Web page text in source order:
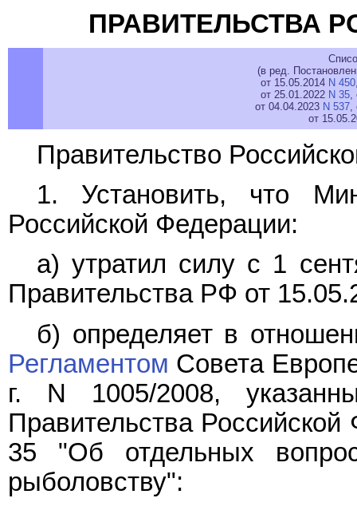
ПРАВИТЕЛЬСТВА
(в ред.
от 15.05.2014 N 450
от 25.01.2022 N 35,
от 04.04.2023 N 537,
от
Правительство
1. Установить, что
Российской Федерации:
а) утратил силу с 1
Правительства РФ от
б) определяет в
Регламентом Совета
г. N 1005/2008,
Правительства
35 "Об отдельных
рыболовству":